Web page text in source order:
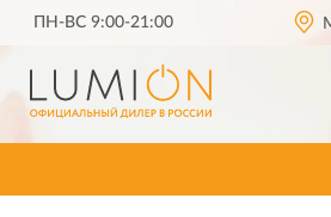
ПН-ВС 9:00-21:00